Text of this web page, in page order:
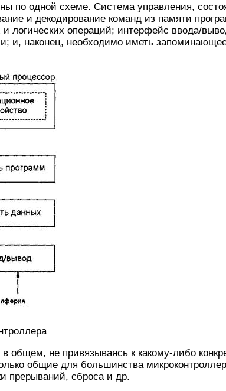
по одной схеме. Система управления,
и декодирование команд из памяти
логических операций; интерфейс ввода/
и, наконец, необходимо иметь
общем, не привязываясь к какому-либо
общие для большинства
прерываний, сброса и др.